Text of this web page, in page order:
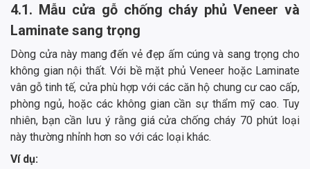
4.1. Mẫu cửa gỗ chống cháy phủ Veneer và
Laminate sang trọng
Dòng cửa này mang đến vẻ đẹp ấm cúng và sang trọng cho
không gian nội thất. Với bề mặt phủ Veneer hoặc Laminate
vân gỗ tinh tế, cửa phù hợp với các căn hộ chung cư cao cấp,
phòng ngủ, hoặc các không gian cần sự thẩm mỹ cao. Tuy
nhiên, bạn cần lưu ý rằng giá cửa chống cháy 70 phút loại
này thường nhỉnh hơn so với các loại khác.
Ví dụ: